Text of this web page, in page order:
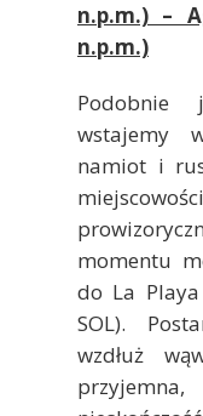
n.p.m.) –
n.p.m.)
Podobnie
wstajemy
namiot i
momentu
do La
SOL).
wzdłuż